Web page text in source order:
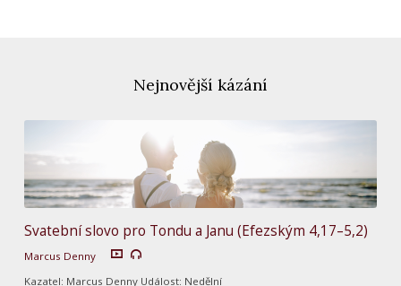
Nejnovější kázání
Svatební slovo pro Tondu a Janu (Efezským 4,17–5,2)
Marcus Denny
Kazatel: Marcus Denny Událost: Nedělní